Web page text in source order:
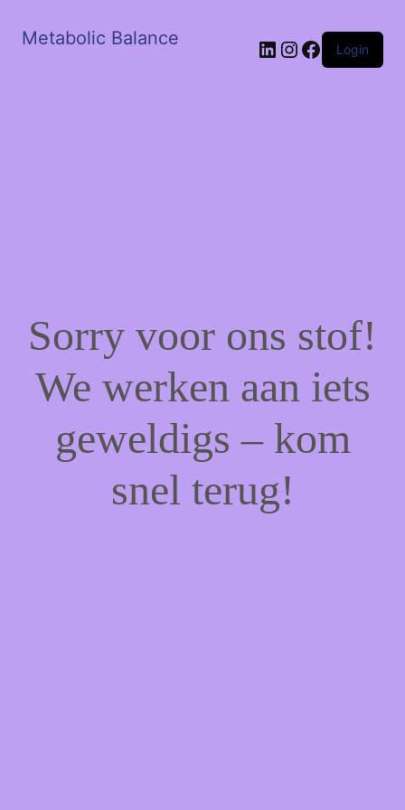
Metabolic Balance LinkedIn
Instagram
Facebook
Login
Sorry voor ons stof!
We werken aan iets
geweldigs – kom
snel terug!